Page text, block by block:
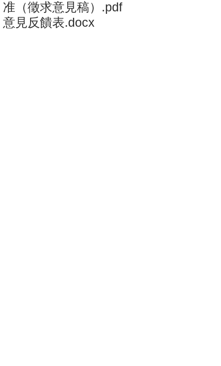
准（徵求意見稿）.pdf
意見反饋表.docx